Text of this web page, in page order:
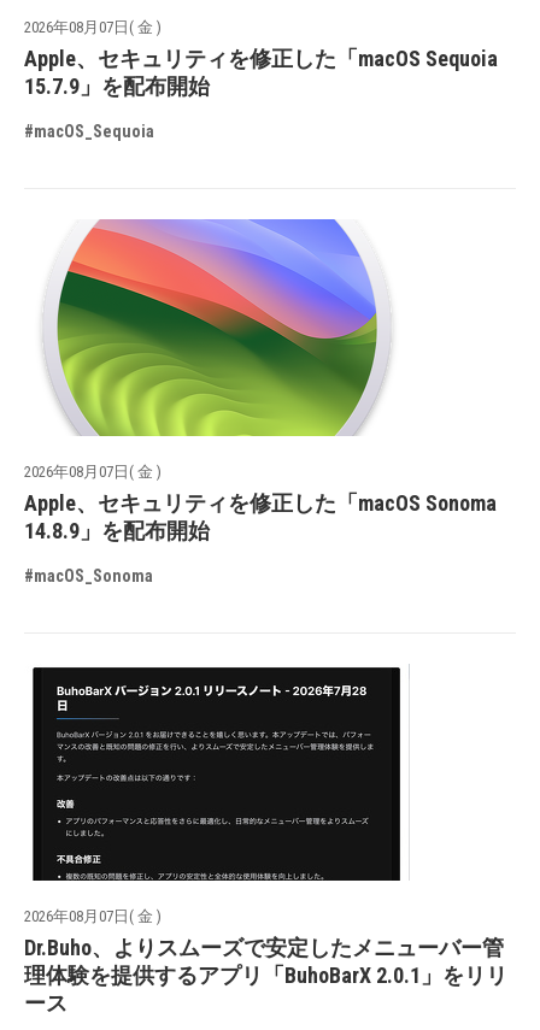
2026年08月07日( 金 )
Apple、セキュリティを修正した「macOS Sequoia
15.7.9」を配布開始
#macOS_Sequoia
2026年08月07日( 金 )
Apple、セキュリティを修正した「macOS Sonoma
14.8.9」を配布開始
#macOS_Sonoma
2026年08月07日( 金 )
Dr.Buho、よりスムーズで安定したメニューバー管
理体験を提供するアプリ「BuhoBarX 2.0.1」をリリ
ース